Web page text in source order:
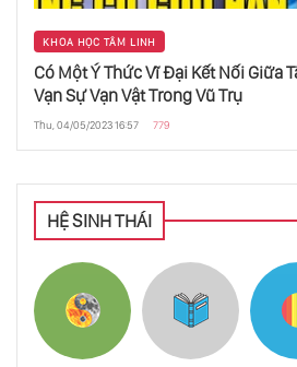
KHOA HỌC TÂM LINH
Có Một Ý Thức Vĩ Đại Kết Nối Giữa
Vạn Sự Vạn Vật Trong Vũ Trụ
Thu, 04/05/2023 16:57 779
HỆ SINH THÁI